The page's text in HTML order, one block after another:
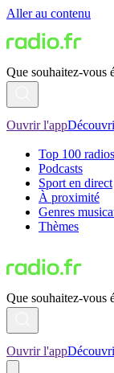
Aller au contenu
Que souhaitez-vous
Ouvrir l'app
Top 100 radios
Podcasts
Sport en direct
À proximité
Genres
Thèmes
Que souhaitez-vous
Ouvrir l'app